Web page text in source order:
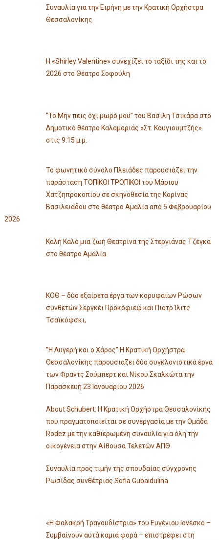
Συναυλία για την Ειρήνη με την Κρατική Ορχήστρα
Θεσσαλονίκης
Η «Shirley Valentine» συνεχίζει το ταξίδι της και το
2026 στο Θέατρο Σοφούλη
”Το Μην πεις όχι μωρό μου” του Βασίλη Τσικάρα στο
Δημοτικό θέατρο Καλαμαριάς «Στ. Κουγιουμτζής»
στις 9:15 μ.μ.
Το φωνητικό σύνολο Πλειάδες παρουσιάζει την
παράσταση ΤΟΠΙΚΟΙ ΤΡΟΠΙΚΟΙ του Μάριου
Χατζηπροκοπίου σε σκηνοθεσία της Κορίνας
Βασιλειάδου στο θέατρο Αμαλία από 5 Φεβρουαρίου
2026
Καλή Καλό μια ζωή Θεατρίνα της Στεργιάνας Τζέγκα
στο θέατρο Αμαλία
ΚΟΘ – δύο εξαίρετα έργα των κορυφαίων Ρώσων
συνθετών Σεργκέι Προκόφιεφ και Πιοτρ Ίλιτς
Τσαϊκόφσκι,
”Η Λυγερή και ο Χάρος” Η Κρατική Ορχήστρα
Θεσσαλονίκης παρουσιάζει δύο συγκλονιστικά έργα
των Φραντς Σούμπερτ και Νίκου Σκαλκώτα την
Παρασκευή 23 Ιανουαρίου 2026
About Schubert: Η Κρατική Ορχήστρα Θεσσαλονίκης
που πραγματοποιείται σε συνεργασία με την Ομάδα
Rodez με την καθιερωμένη συναυλία για όλη την
οικογένεια στην Αίθουσα Τελετών ΑΠΘ
Συναυλία προς τιμήν της σπουδαίας σύγχρονης
Ρωσίδας συνθέτριας Sofia Gubaidulina
«Η Φαλακρή Τραγουδίστρια» του Ευγένιου Ιονέσκο –
Συμβαίνουν αυτά καμιά φορά – επιστρέφει στη